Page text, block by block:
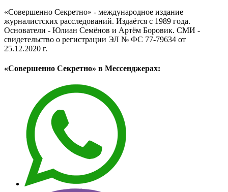
«Совершенно Секретно» - международное издание
журналистских расследований. Издаётся с 1989 года.
Основатели - Юлиан Семёнов и Артём Боровик. CМИ -
свидетельство о регистрации ЭЛ № ФС 77-79634 от
25.12.2020 г.
«Совершенно Секретно» в Мессенджерах: